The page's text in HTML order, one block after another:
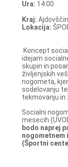
Ura: 14:00
Kraj:
Lokacija:
Koncept
idejam
skupin in
življenjskih
nogometa,
sodelovanju
tekmovanju in
Socialni
mesecih
bodo naprej
nogometnem
(Športni